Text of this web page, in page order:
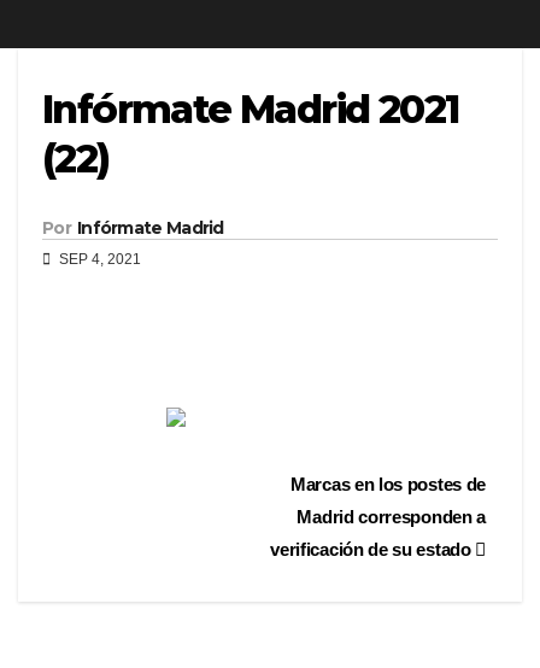
Infórmate Madrid 2021
(22)
Por Infórmate Madrid
SEP 4, 2021
Marcas en los postes de
Madrid corresponden a
verificación de su estado